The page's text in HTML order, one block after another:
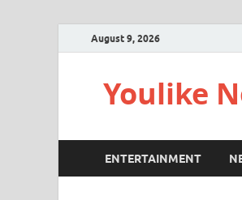
August 9, 2026
Youlike
ENTERTAINMENT